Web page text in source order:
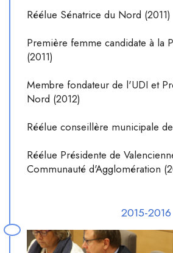
Réélue Sénatrice du Nord (2011)
Première femme candidate à la
(2011)
Membre fondateur de l'UDI et
Nord (2012)
Réélue conseillère municipale
Réélue Présidente de
Communauté d'Agglomération
2015-2016